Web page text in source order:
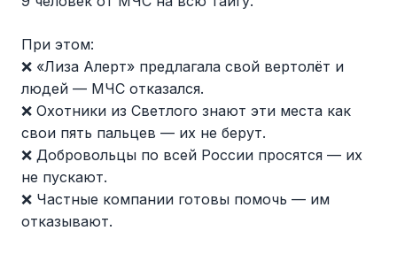
При этом:
❌ «Лиза Алерт» предлагала свой вертолёт и
людей — МЧС отказался.
❌ Охотники из Светлого знают эти места как
свои пять пальцев — их не берут.
❌ Добровольцы по всей России просятся — их
не пускают.
❌ Частные компании готовы помочь — им
отказывают.